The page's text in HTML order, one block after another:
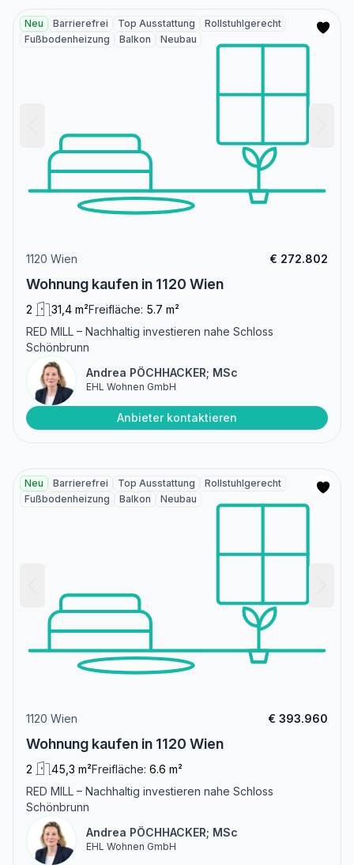
Neu Barrierefrei Top Ausstattung
Rollstuhlgerecht
Fußbodenheizung
Balkon Neubau
1120 Wien € 272.802
Wohnung kaufen in 1120 Wien
2 31,4 m²Freifläche: 5.7 m²
RED MILL – Nachhaltig investieren nahe Schloss
Schönbrunn
Andrea PÖCHHACKER; MSc
EHL Wohnen GmbH
Anbieter kontaktieren
Neu Barrierefrei Top Ausstattung
Rollstuhlgerecht
Fußbodenheizung
Balkon Neubau
1120 Wien € 393.960
Wohnung kaufen in 1120 Wien
2 45,3 m²Freifläche: 6.6 m²
RED MILL – Nachhaltig investieren nahe Schloss
Schönbrunn
Andrea PÖCHHACKER; MSc
EHL Wohnen GmbH